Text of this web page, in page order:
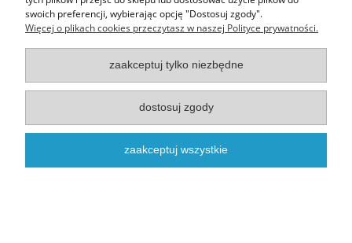
Mruczaste Wakacje
swoich preferencji, wybierając opcję "Dostosuj zgody".
Więcej o plikach cookies przeczytasz w naszej Polityce prywatności.
zaakceptuj tylko niezbędne
dostosuj zgody
zaakceptuj wszystkie